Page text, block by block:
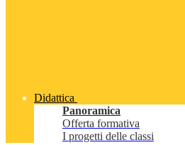
Didattica
Panoramica
Offerta formativa
I progetti delle classi